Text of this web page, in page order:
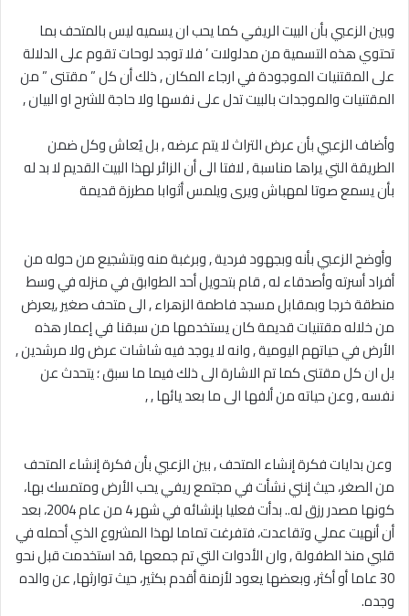
‎وبين الزعبي بأن البيت الريفي كما يحب ان يسميه ليس بالمتحف بما
تحتوي هذه التسمية من مدلولات ’ فلا توجد لوحات تقوم على الدلالة
على المقتنيات الموجودة في ارجاء المكان , ذلك أن كل ” مقتنى ” من
المقتنيات والموجدات بالبيت تدل على نفسها ولا حاجة للشرح او البيان ,
‎وأضاف الزعبي بأن عرض التراث لا يتم عرضه , بل يُعاش وكل ضمن
الطريقة التي يراها مناسبة , لافتا الى أن الزائر لهذا البيت القديم لا بد له
بأن يسمع صوتا لمهباش ويرى ويلمس أثوابا مطرزة قديمة
‎ وأوضح الزعبي بأنه وبجهود فردية , وبرغبة منه وبتشجيع من حوله من
أفراد أسرته وأصدقاء له , قام بتحويل أحد الطوابق في منزله في وسط
منطقة خرجا وبمقابل مسجد فاطمة الزهراء , الى متحف صغير ,يعرض
من خلاله مقتنيات قديمة كان يستخدمها من سبقنا في إعمار هذه
الأرض في حياتهم اليومية , وانه لا يوجد فيه شاشات عرض ولا مرشدين ,
بل ان كل مقتنى كما تم الاشارة الى ذلك فيما ما سبق ؛ يتحدث عن
نفسه , وعن حياته من ألفها الى ما بعد يائها , ,
‎ وعن بدايات فكرة إنشاء المتحف , بين الزعبي بأن فكرة إنشاء المتحف
من الصغر، حيث إنني نشأت في مجتمع ريفي يحب الأرض ومتمسك بها،
كونها مصدر رزق له.. بدأت فعليا بإنشائه في شهر 4 من عام 2004، بعد
أن أنهيت عملي وتقاعدت، فتفرغت تماما لهذا المشروع الذي أحمله في
قلبي منذ الطفولة , وان الأدوات التي تم جمعها ,قد استخدمت قبل نحو
30 عاما أو أكثر، وبعضها يعود لأزمنة أقدم بكثير، حيث توارثها, عن والده
وجده.